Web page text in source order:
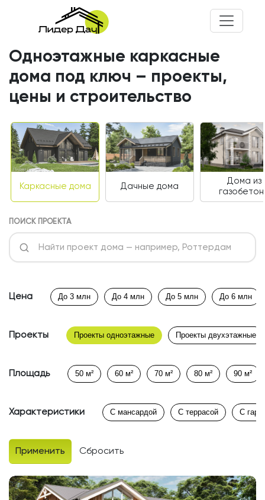
Одноэтажные каркасные
дома под ключ – проекты,
цены и строительство
Каркасные дома Дачные дома
Дома из
ПОИСК ПРОЕКТА
Цена До 3 млн До 4 млн До 5 млн До 6 млн
Проекты Проекты одноэтажные Проекты двухэтажные
Площадь 50 м² 60 м² 70 м² 80 м² 90 м²
Характеристики С мансардой С террасой С
Применить Сбросить